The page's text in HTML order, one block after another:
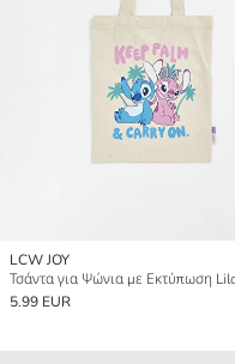
LCW JOY
5.99 EUR